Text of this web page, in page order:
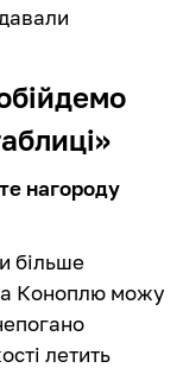
нагороду
більше
Коноплю можу
летить